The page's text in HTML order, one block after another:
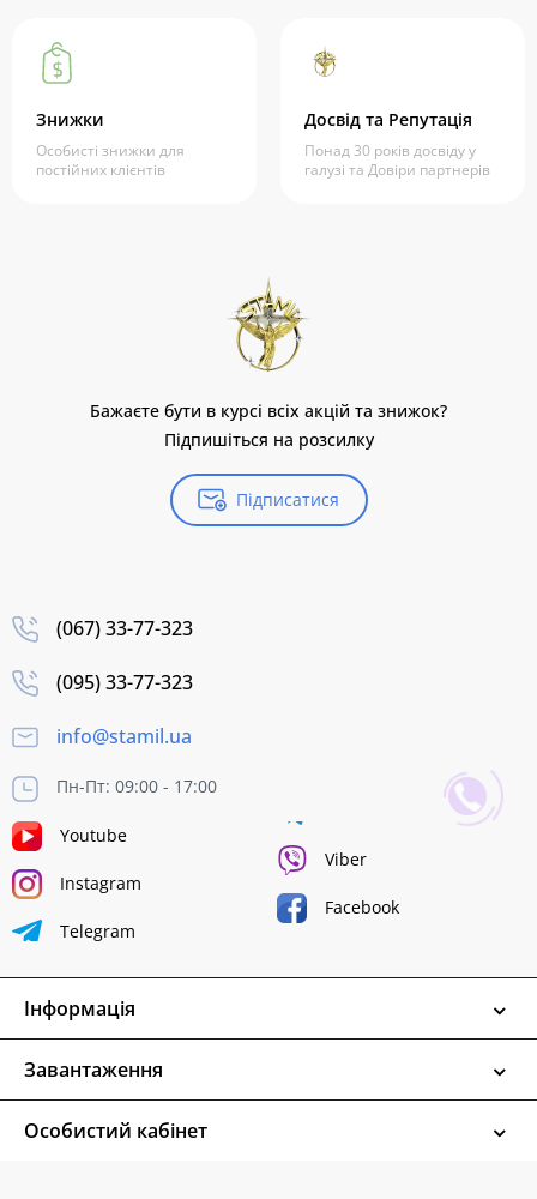
Знижки
Особисті знижки для
постійних клієнтів
Досвід та Репутація
Понад 30 років досвіду у
галузі та Довіри партнерів
Бажаєте бути в курсі всіх акцій та знижок?
Підпишіться на розсилку
Підписатися
(067) 33-77-323
(095) 33-77-323
info@stamil.ua
Пн-Пт: 09:00 - 17:00
Youtube
Instagram
Telegram
Viber
Facebook
Інформація
Завантаження
Особистий кабінет